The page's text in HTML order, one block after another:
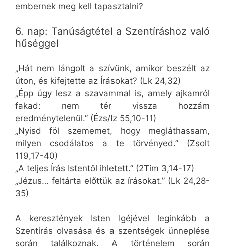
embernek meg kell tapasztalni?
6. nap: Tanúságtétel a Szentíráshoz való
hűséggel
„Hát nem lángolt a szívünk, amikor beszélt az
úton, és kifejtette az Írásokat? (Lk 24,32)
„Épp úgy lesz a szavammal is, amely ajkamról
fakad: nem tér vissza hozzám
eredménytelenül.” (Ézs/Iz 55,10-11)
„Nyisd föl szememet, hogy megláthassam,
milyen csodálatos a te törvényed.” (Zsolt
119,17-40)
„A teljes Írás Istentől ihletett.” (2Tim 3,14-17)
„Jézus… feltárta előttük az írásokat.” (Lk 24,28-
35)
A keresztények Isten Igéjével leginkább a
Szentírás olvasása és a szentségek ünneplése
során találkoznak. A történelem során